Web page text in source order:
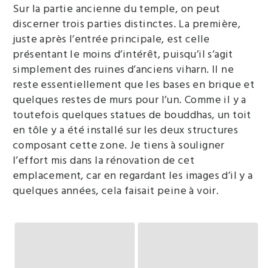
Sur la partie ancienne du temple, on peut
discerner trois parties distinctes. La première,
juste après l’entrée principale, est celle
présentant le moins d’intérêt, puisqu’il s’agit
simplement des ruines d’anciens viharn. Il ne
reste essentiellement que les bases en brique et
quelques restes de murs pour l’un. Comme il y a
toutefois quelques statues de bouddhas, un toit
en tôle y a été installé sur les deux structures
composant cette zone. Je tiens à souligner
l’effort mis dans la rénovation de cet
emplacement, car en regardant les images d’il y a
quelques années, cela faisait peine à voir.